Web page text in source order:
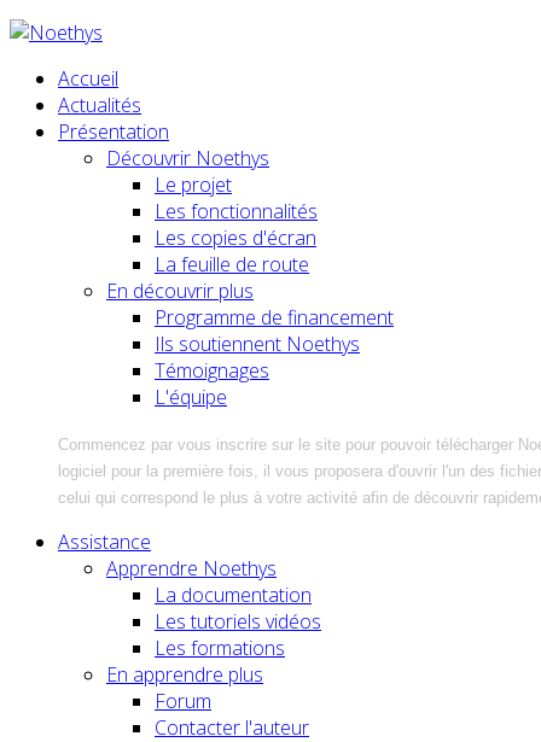
Accueil
Actualités
Présentation
Découvrir Noethys
Le projet
Les fonctionnalités
Les copies d'écran
La feuille de route
En découvrir plus
Programme de financement
Ils soutiennent Noethys
Témoignages
L'équipe
Commencez par vous inscrire sur le site pour pouvoir télécharger
logiciel pour la première fois, il vous proposera d'ouvrir l'un des
celui qui correspond le plus à votre activité afin de découvrir
Assistance
Apprendre Noethys
La documentation
Les tutoriels vidéos
Les formations
En apprendre plus
Forum
Contacter l'auteur